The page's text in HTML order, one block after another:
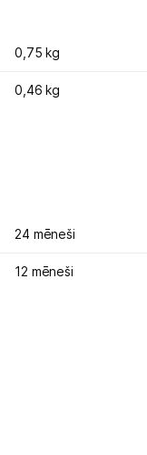
0,75 kg
0,46 kg
24 mēneši
12 mēneši